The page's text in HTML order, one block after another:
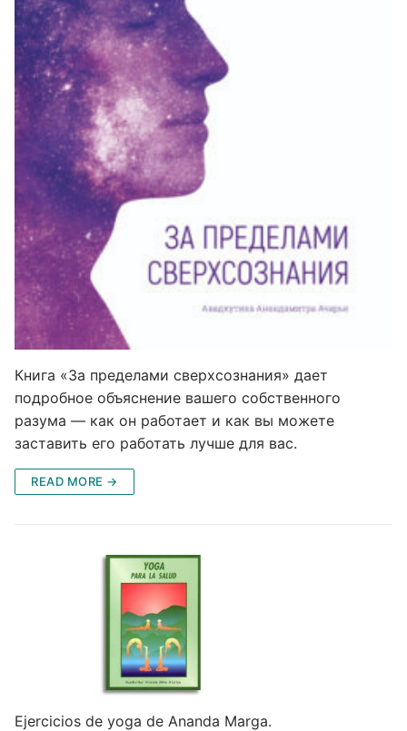
Книга «За пределами сверхсознания» дает
подробное объяснение вашего собственного
разума — как он работает и как вы можете
заставить его работать лучше для вас.
READ MORE →
Ejercicios de yoga de Ananda Marga.